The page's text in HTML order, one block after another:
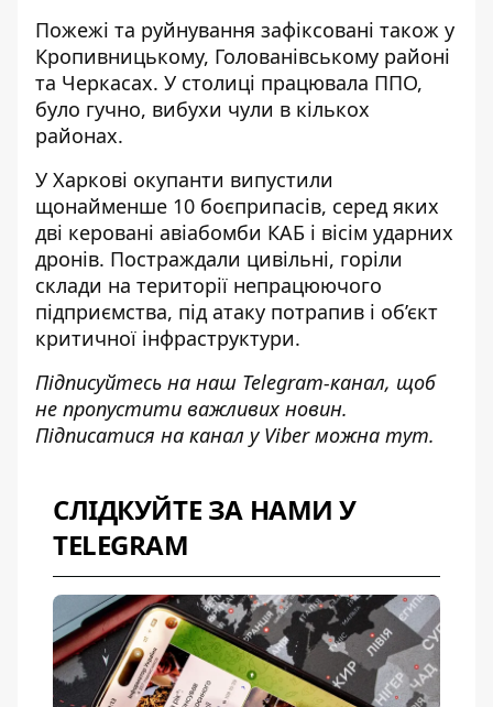
Пожежі та руйнування зафіксовані також у
Кропивницькому, Голованівському районі
та Черкасах. У столиці працювала ППО,
було гучно, вибухи чули в кількох
районах.
У Харкові окупанти випустили
щонайменше 10 боєприпасів, серед яких
дві керовані авіабомби КАБ і вісім ударних
дронів. Постраждали цивільні, горіли
склади на території непрацюючого
підприємства, під атаку потрапив і об’єкт
критичної інфраструктури.
Підписуйтесь на наш Telegram-канал, щоб
не пропустити важливих новин.
Підписатися на канал у Viber можна тут.
СЛІДКУЙТЕ ЗА НАМИ У
TELEGRAM